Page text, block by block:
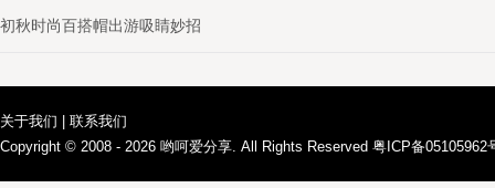
初秋时尚百搭帽出游吸睛妙招
关于我们
联系我们
Copyright © 2008 - 2026 哟呵爱分享 . All Rights Reserved 粤ICP备05105962